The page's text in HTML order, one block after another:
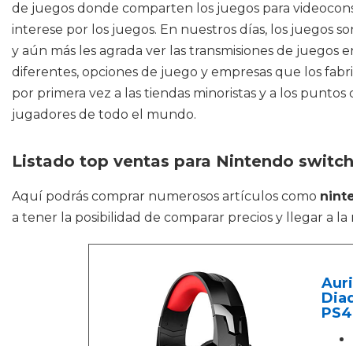
de juegos donde comparten los juegos para
interese por los juegos. En nuestros días, los juegos
y aún más les agrada ver las transmisiones de
diferentes, opciones de juego y empresas que los
por primera vez a las tiendas minoristas y a los
jugadores de todo el mundo.
Listado top ventas para Nintendo
Aquí podrás comprar numerosos artículos como
a tener la posibilidad de comparar precios y llegar a